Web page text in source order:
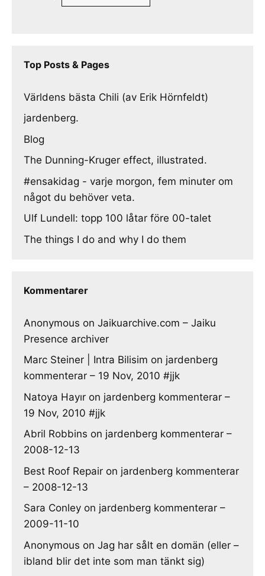
Top Posts & Pages
Världens bästa Chili (av Erik Hörnfeldt)
jardenberg.
Blog
The Dunning-Kruger effect, illustrated.
#ensakidag - varje morgon, fem minuter om
något du behöver veta.
Ulf Lundell: topp 100 låtar före 00-talet
The things I do and why I do them
Kommentarer
Anonymous on Jaikuarchive.com – Jaiku
Presence archiver
Marc Steiner | Intra Bilisim on jardenberg
kommenterar – 19 Nov, 2010 #jjk
Natoya Hayır on jardenberg kommenterar –
19 Nov, 2010 #jjk
Abril Robbins on jardenberg kommenterar –
2008-12-13
Best Roof Repair on jardenberg kommenterar
– 2008-12-13
Sara Conley on jardenberg kommenterar –
2009-11-10
Anonymous on Jag har sålt en domän (eller –
ibland blir det inte som man tänkt sig)